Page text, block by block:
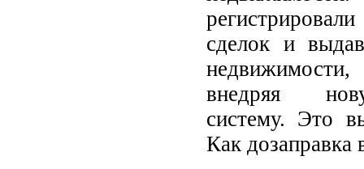
сделок и
внедряя
систему. Это
Как дозаправка